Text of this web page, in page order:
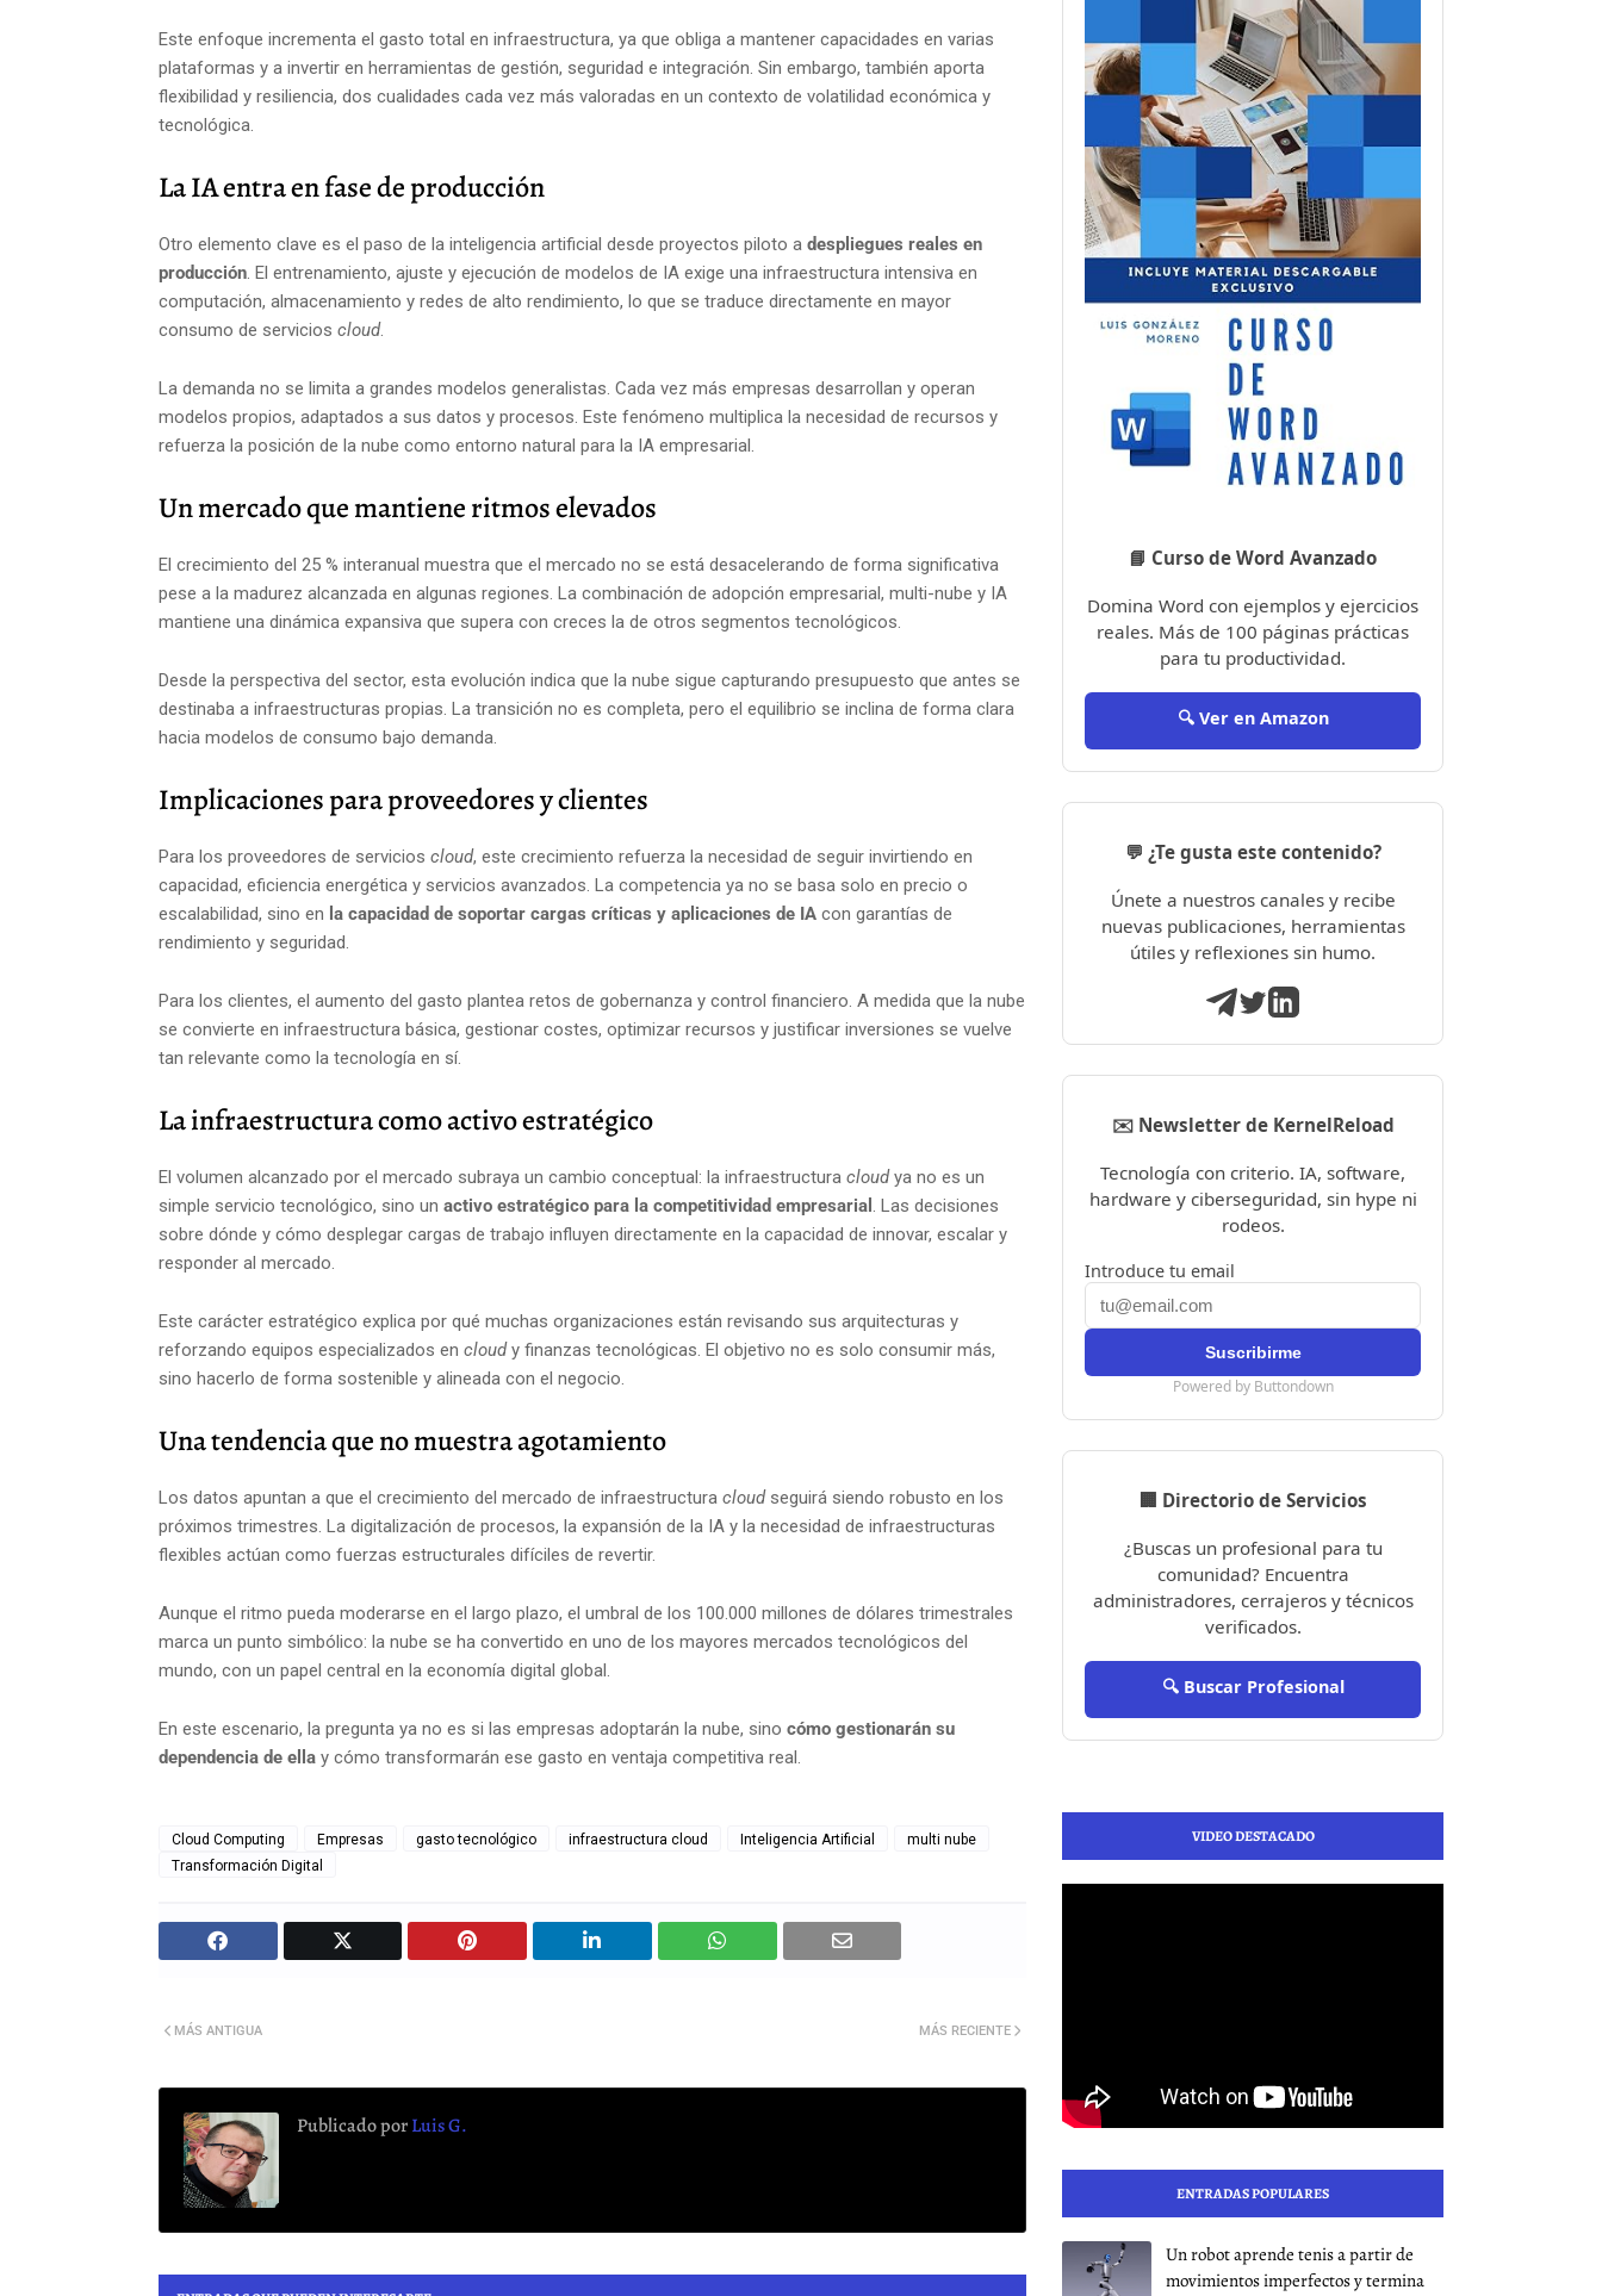
Este enfoque incrementa el gasto total en infraestructura, ya que obliga a mantener capacidades en varias
plataformas y a invertir en herramientas de gestión, seguridad e integración. Sin embargo, también aporta
flexibilidad y resiliencia, dos cualidades cada vez más valoradas en un contexto de volatilidad económica y
tecnológica.
La IA entra en fase de producción
Otro elemento clave es el paso de la inteligencia artificial desde proyectos piloto a despliegues reales en
producción. El entrenamiento, ajuste y ejecución de modelos de IA exige una infraestructura intensiva en
computación, almacenamiento y redes de alto rendimiento, lo que se traduce directamente en mayor
consumo de servicios cloud.
La demanda no se limita a grandes modelos generalistas. Cada vez más empresas desarrollan y operan
modelos propios, adaptados a sus datos y procesos. Este fenómeno multiplica la necesidad de recursos y
refuerza la posición de la nube como entorno natural para la IA empresarial.
Un mercado que mantiene ritmos elevados
El crecimiento del 25 % interanual muestra que el mercado no se está desacelerando de forma significativa
pese a la madurez alcanzada en algunas regiones. La combinación de adopción empresarial, multi-nube y IA
mantiene una dinámica expansiva que supera con creces la de otros segmentos tecnológicos.
Desde la perspectiva del sector, esta evolución indica que la nube sigue capturando presupuesto que antes se
destinaba a infraestructuras propias. La transición no es completa, pero el equilibrio se inclina de forma clara
hacia modelos de consumo bajo demanda.
Implicaciones para proveedores y clientes
Para los proveedores de servicios cloud, este crecimiento refuerza la necesidad de seguir invirtiendo en
capacidad, eficiencia energética y servicios avanzados. La competencia ya no se basa solo en precio o
escalabilidad, sino en la capacidad de soportar cargas críticas y aplicaciones de IA con garantías de
rendimiento y seguridad.
Para los clientes, el aumento del gasto plantea retos de gobernanza y control financiero. A medida que la nube
se convierte en infraestructura básica, gestionar costes, optimizar recursos y justificar inversiones se vuelve
tan relevante como la tecnología en sí.
La infraestructura como activo estratégico
El volumen alcanzado por el mercado subraya un cambio conceptual: la infraestructura cloudya no es un
simple servicio tecnológico, sino un activo estratégico para la competitividad empresarial . Las decisiones
sobre dónde y cómo desplegar cargas de trabajo influyen directamente en la capacidad de innovar, escalar y
responder al mercado.
Este carácter estratégico explica por qué muchas organizaciones están revisando sus arquitecturas y
reforzando equipos especializados en cloudy finanzas tecnológicas. El objetivo no es solo consumir más,
sino hacerlo de forma sostenible y alineada con el negocio.
Una tendencia que no muestra agotamiento
Los datos apuntan a que el crecimiento del mercado de infraestructura cloudseguirá siendo robusto en los
próximos trimestres. La digitalización de procesos, la expansión de la IA y la necesidad de infraestructuras
flexibles actúan como fuerzas estructurales difíciles de revertir.
Aunque el ritmo pueda moderarse en el largo plazo, el umbral de los 100.000 millones de dólares trimestrales
marca un punto simbólico: la nube se ha convertido en uno de los mayores mercados tecnológicos del
mundo, con un papel central en la economía digital global.
En este escenario, la pregunta ya no es si las empresas adoptarán la nube, sino cómo gestionarán su
dependencia de ella y cómo transformarán ese gasto en ventaja competitiva real.
Cloud Computing Empresas gasto tecnológico infraestructura cloud Inteligencia Artificial
multi nube
Transformación Digital
MÁS RECIENTE
MÁS ANTIGUA
Publicado porLuis G.
📘 Curso de Word Avanzado
Domina Word con ejemplos y ejercicios
reales. Más de 100 páginas prácticas
para tu productividad.
🔍 Ver en Amazon
💬 ¿Te gusta este contenido?
Únete a nuestros canales y recibe
nuevas publicaciones, herramientas
útiles y reflexiones sin humo.
✉️ Newsletter de KernelReload
Tecnología con criterio. IA, software,
hardware y ciberseguridad, sin hype ni
rodeos.
Introduce tu email
Powered by Buttondown
🏢 Directorio de Servicios
¿Buscas un profesional para tu
comunidad? Encuentra
administradores, cerrajeros y técnicos
verificados.
🔍 Buscar Profesional
VIDEO DESTACADO
ENTRADAS POPULARES
Un robot aprende tenis a partir de
movimientos imperfectos y termina